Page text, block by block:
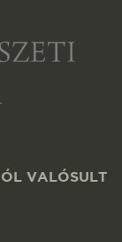
VALÓSULT